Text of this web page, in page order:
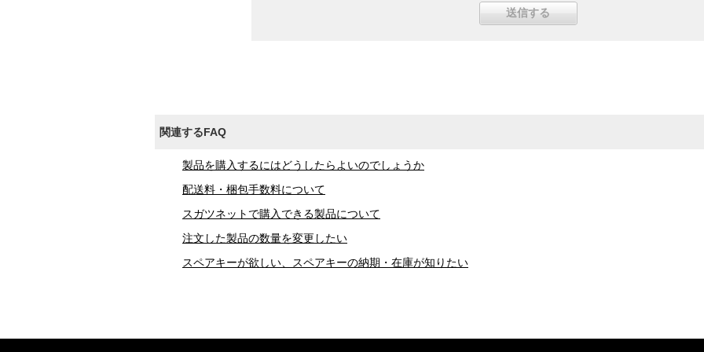
関連するFAQ
製品を購入するにはどうしたらよいのでしょうか
配送料・梱包手数料について
スガツネットで購入できる製品について
注文した製品の数量を変更したい
スペアキーが欲しい、スペアキーの納期・在庫が知りたい